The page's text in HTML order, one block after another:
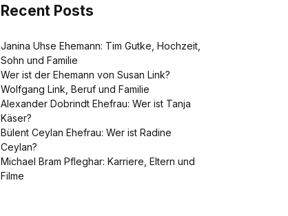
Recent Posts
Janina Uhse Ehemann: Tim Gutke, Hochzeit,
Sohn und Familie
Wer ist der Ehemann von Susan Link?
Wolfgang Link, Beruf und Familie
Alexander Dobrindt Ehefrau: Wer ist Tanja
Käser?
Bülent Ceylan Ehefrau: Wer ist Radine
Ceylan?
Michael Bram Pfleghar: Karriere, Eltern und
Filme